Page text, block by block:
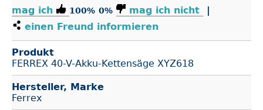
mag ich 100% 0% mag ich nicht
|
einen Freund informieren
Produkt
FERREX 40-V-Akku-Kettensäge XYZ618
Hersteller, Marke
Ferrex